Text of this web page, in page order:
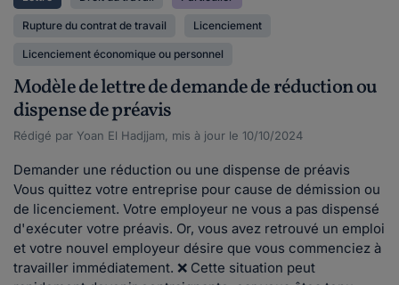
Rupture du contrat de travail Licenciement
Licenciement économique ou personnel
Modèle de lettre de demande de réduction ou
dispense de préavis
Rédigé par Yoan El Hadjjam, mis à jour le 10/10/2024
Demander une réduction ou une dispense de préavis
Vous quittez votre entreprise pour cause de démission ou
de licenciement. Votre employeur ne vous a pas dispensé
d'exécuter votre préavis. Or, vous avez retrouvé un emploi
et votre nouvel employeur désire que vous commenciez à
travailler immédiatement. ❌ Cette situation peut